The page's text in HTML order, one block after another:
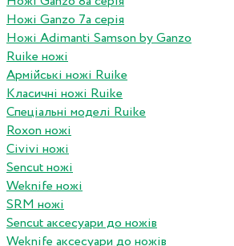
Ножі Ganzo 7а серія
Ножі Adimanti Samson by Ganzo
Ruike ножі
Армійські ножі Ruike
Класичні ножі Ruike
Спеціальні моделі Ruike
Roxon ножi
Civivi ножі
Sencut ножі
Weknife ножі
SRM ножі
Sencut аксесуари до ножів
Weknife аксесуари до ножів